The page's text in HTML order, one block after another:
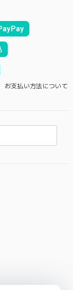
お支払い方法について